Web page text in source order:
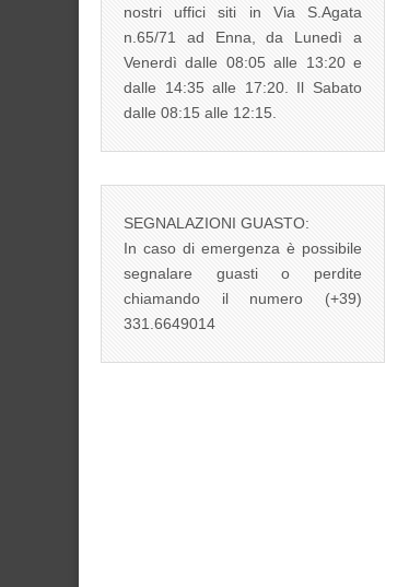
nostri uffici siti in Via S.Agata
n.65/71 ad Enna, da Lunedì a
Venerdì dalle 08:05 alle 13:20 e
dalle 14:35 alle 17:20. Il Sabato
dalle 08:15 alle 12:15.
SEGNALAZIONI GUASTO:
In caso di emergenza è possibile
segnalare guasti o perdite
chiamando il numero (+39)
331.6649014